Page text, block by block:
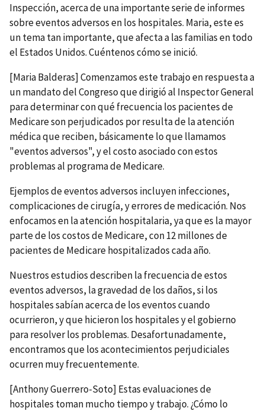
Inspección, acerca de una importante serie de informes
sobre eventos adversos en los hospitales. Maria, este es
un tema tan importante, que afecta a las familias en todo
el Estados Unidos. Cuéntenos cómo se inició.
[Maria Balderas] Comenzamos este trabajo en respuesta a
un mandato del Congreso que dirigió al Inspector General
para determinar con qué frecuencia los pacientes de
Medicare son perjudicados por resulta de la atención
médica que reciben, básicamente lo que llamamos
"eventos adversos", y el costo asociado con estos
problemas al programa de Medicare.
Ejemplos de eventos adversos incluyen infecciones,
complicaciones de cirugía, y errores de medicación. Nos
enfocamos en la atención hospitalaria, ya que es la mayor
parte de los costos de Medicare, con 12 millones de
pacientes de Medicare hospitalizados cada año.
Nuestros estudios describen la frecuencia de estos
eventos adversos, la gravedad de los daños, si los
hospitales sabían acerca de los eventos cuando
ocurrieron, y que hicieron los hospitales y el gobierno
para resolver los problemas. Desafortunadamente,
encontramos que los acontecimientos perjudiciales
ocurren muy frecuentemente.
[Anthony Guerrero-Soto] Estas evaluaciones de
hospitales toman mucho tiempo y trabajo. ¿Cómo lo